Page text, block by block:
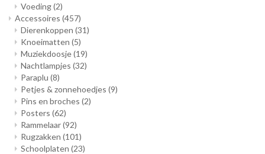
Voeding(2)
Accessoires (457)
Dierenkoppen (31)
Knoeimatten (5)
Muziekdoosje(19)
Nachtlampjes (32)
Paraplu (8)
Petjes & zonnehoedjes (9)
Pins en broches (2)
Posters (62)
Rammelaar(92)
Rugzakken (101)
Schoolplaten (23)